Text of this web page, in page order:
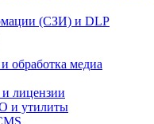
(СЗИ) и DLP
обработка медиа
лицензии
и утилиты